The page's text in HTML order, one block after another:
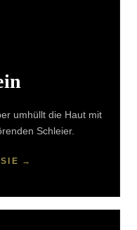
umhüllt die Haut mit
Schleier.